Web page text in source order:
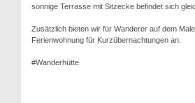
sonnige Terrasse mit Sitzecke befindet sich
Zusätzlich bieten wir für Wanderer auf dem
Ferienwohnung für Kurzübernachtungen an.
#Wanderhütte